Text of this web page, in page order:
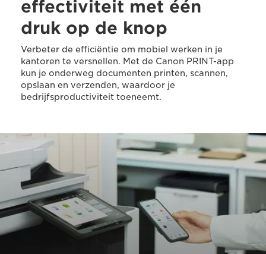
effectiviteit met één
druk op de knop
Verbeter de efficiëntie om mobiel werken in je
kantoren te versnellen. Met de Canon PRINT-app
kun je onderweg documenten printen, scannen,
opslaan en verzenden, waardoor je
bedrijfsproductiviteit toeneemt.